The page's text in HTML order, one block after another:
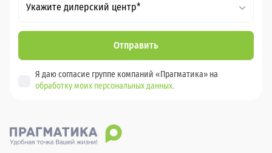
Укажите дилерский центр*
Отправить
Я даю согласие группе компаний «Прагматика» на
обработку моих персональных данных.